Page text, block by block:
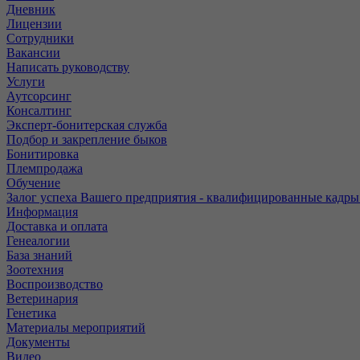
Дневник
Лицензии
Сотрудники
Вакансии
Написать руководству
Услуги
Аутсорсинг
Консалтинг
Эксперт-бонитерская служба
Подбор и закрепление быков
Бонитировка
Племпродажа
Обучение
Залог успеха Вашего предприятия - квалифицированные
Информация
Доставка и оплата
Генеалогии
База знаний
Зоотехния
Воспроизводство
Ветеринария
Генетика
Материалы мероприятий
Документы
Видео